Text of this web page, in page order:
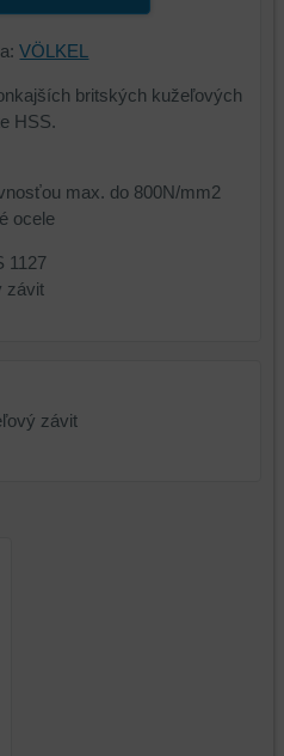
VÖLKEL
britských kužeľových
HSS.
max. do 800N/mm2
ocele
1127
závit
závit